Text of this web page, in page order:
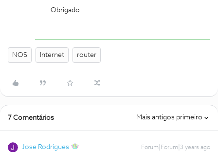
Obrigado
NOS Internet router
7 Comentários Mais antigos primeiro
Jose Rodrigues Forum|Forum|3 years ago